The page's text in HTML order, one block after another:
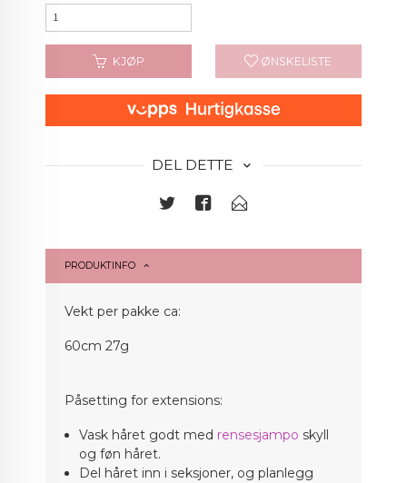
KJØP ØNSKELISTE
DEL DETTE
PRODUKTINFO
Vekt per pakke ca:
60cm 27g
Påsetting for extensions:
Vask håret godt med rensesjampo skyll
og føn håret.
Del håret inn i seksjoner, og planlegg